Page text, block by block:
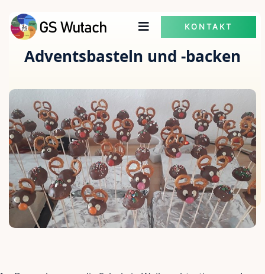
KONTAKT
Adventsbasteln und -backen